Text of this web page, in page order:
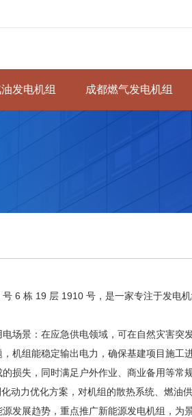
发电机组 成都燃气发电机组
6 栋 19 层 1910 号，是一家专注于发电
景：在应急供电领域，可在自然灾害突
机组能稳定输出电力，确保基建项目施工
损失，同时满足户外作业、商业备用等常规
力优化方案，对机组的散热系统、燃油
发展趋势，重点推广新能源发电机组，为